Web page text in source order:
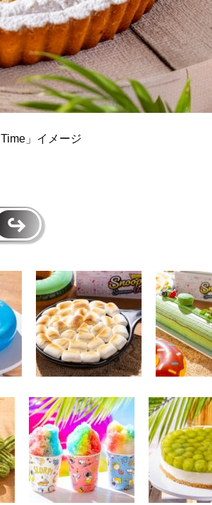
」イメージ